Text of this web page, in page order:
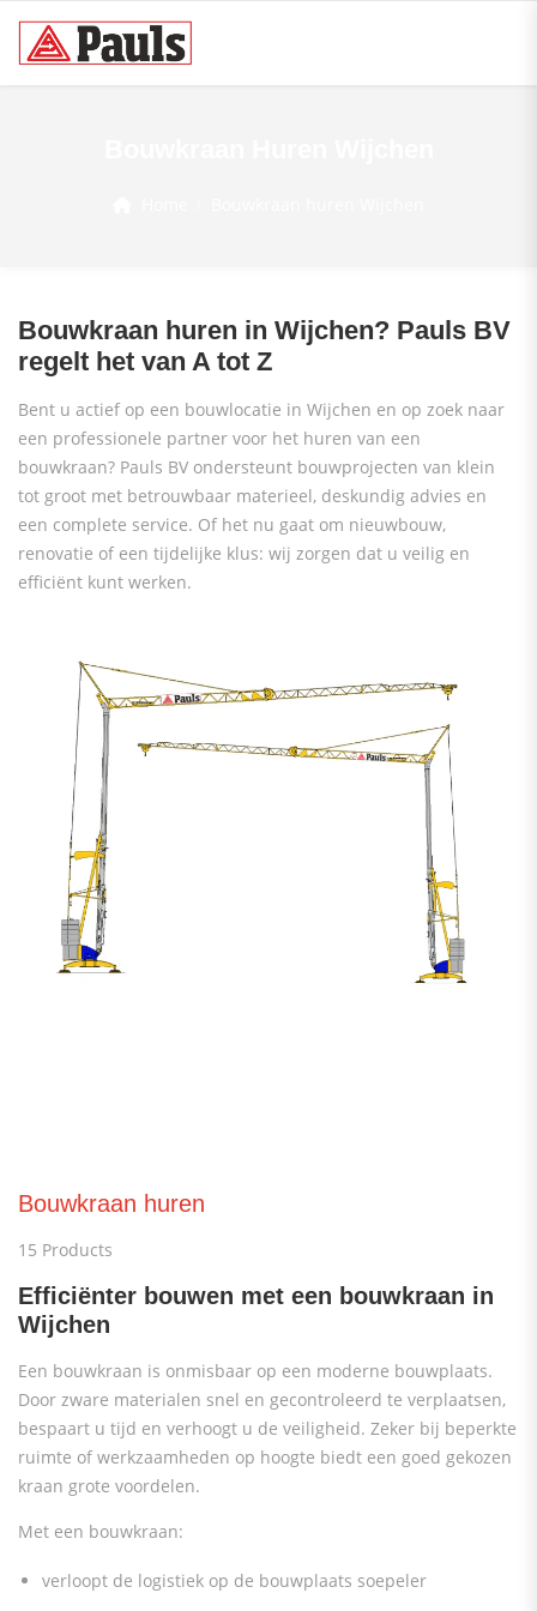
Bouwkraan huren in Wijchen? Pauls BV
regelt het van A tot Z
Bent u actief op een bouwlocatie in Wijchen en op zoek naar
een professionele partner voor het huren van een
bouwkraan? Pauls BV ondersteunt bouwprojecten van klein
tot groot met betrouwbaar materieel, deskundig advies en
een complete service. Of het nu gaat om nieuwbouw,
renovatie of een tijdelijke klus: wij zorgen dat u veilig en
efficiënt kunt werken.
Bouwkraan huren
15 Products
Efficiënter bouwen met een bouwkraan in
Wijchen
Een bouwkraan is onmisbaar op een moderne bouwplaats.
Door zware materialen snel en gecontroleerd te verplaatsen,
bespaart u tijd en verhoogt u de veiligheid. Zeker bij beperkte
ruimte of werkzaamheden op hoogte biedt een goed gekozen
kraan grote voordelen.
Met een bouwkraan:
verloopt de logistiek op de bouwplaats soepeler